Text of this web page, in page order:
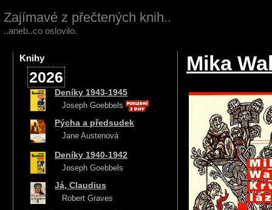
Zajímavé z přečtených knih..
..aneb..co oslovilo.
Knihy
2026
Deníky 1943-1945
Joseph Goebbels
Pýcha a předsudek
Jane Austenová
Deníky 1940-1942
Joseph Goebbels
Já, Claudius
Robert Graves
Mika